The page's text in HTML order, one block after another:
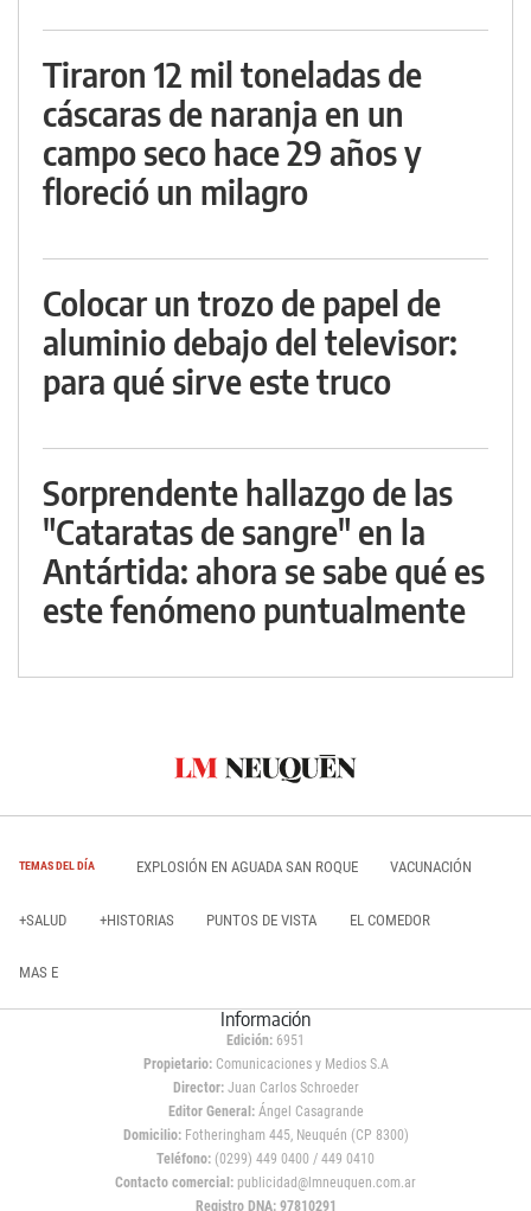
Tiraron 12 mil toneladas de
cáscaras de naranja en un
campo seco hace 29 años y
floreció un milagro
Colocar un trozo de papel de
aluminio debajo del televisor:
para qué sirve este truco
Sorprendente hallazgo de las
"Cataratas de sangre" en la
Antártida: ahora se sabe qué es
este fenómeno puntualmente
TEMAS DEL DÍA EXPLOSIÓN EN AGUADA SAN ROQUE VACUNACIÓN
+SALUD +HISTORIAS PUNTOS DE VISTA EL COMEDOR
MAS E
Información
Edición: 6951
Propietario:Comunicaciones y Medios S.A
Director: Juan Carlos Schroeder
Editor General:Ángel Casagrande
Domicilio:Fotheringham 445, Neuquén (CP 8300)
Teléfono: (0299) 449 0400 / 449 0410
Contacto comercial: publicidad@lmneuquen.com.ar
Registro DNA: 97810291